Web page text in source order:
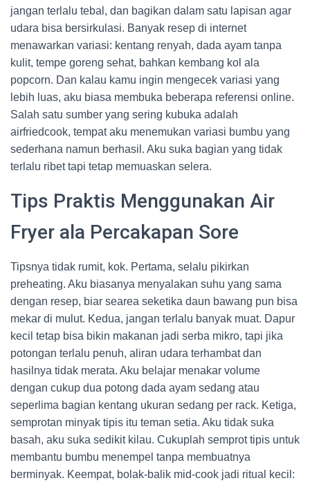
jangan terlalu tebal, dan bagikan dalam satu lapisan agar
udara bisa bersirkulasi. Banyak resep di internet
menawarkan variasi: kentang renyah, dada ayam tanpa
kulit, tempe goreng sehat, bahkan kembang kol ala
popcorn. Dan kalau kamu ingin mengecek variasi yang
lebih luas, aku biasa membuka beberapa referensi online.
Salah satu sumber yang sering kubuka adalah
airfriedcook, tempat aku menemukan variasi bumbu yang
sederhana namun berhasil. Aku suka bagian yang tidak
terlalu ribet tapi tetap memuaskan selera.
Tips Praktis Menggunakan Air
Fryer ala Percakapan Sore
Tipsnya tidak rumit, kok. Pertama, selalu pikirkan
preheating. Aku biasanya menyalakan suhu yang sama
dengan resep, biar searea seketika daun bawang pun bisa
mekar di mulut. Kedua, jangan terlalu banyak muat. Dapur
kecil tetap bisa bikin makanan jadi serba mikro, tapi jika
potongan terlalu penuh, aliran udara terhambat dan
hasilnya tidak merata. Aku belajar menakar volume
dengan cukup dua potong dada ayam sedang atau
seperlima bagian kentang ukuran sedang per rack. Ketiga,
semprotan minyak tipis itu teman setia. Aku tidak suka
basah, aku suka sedikit kilau. Cukuplah semprot tipis untuk
membantu bumbu menempel tanpa membuatnya
berminyak. Keempat, bolak-balik mid-cook jadi ritual kecil: